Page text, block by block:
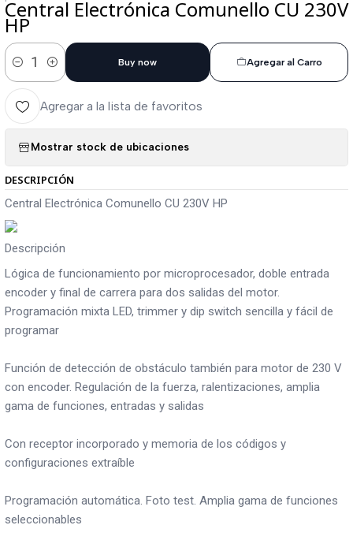
Central Electrónica Comunello CU 230V
HP
Cantidad
Agregar al Carro
Buy now
Agregar a la lista de favoritos
Mostrar stock de ubicaciones
DESCRIPCIÓN
Central Electrónica Comunello CU 230V HP
Descripción
Lógica de funcionamiento por microprocesador, doble entrada
encoder y final de carrera para dos salidas del motor.
Programación mixta LED, trimmer y dip switch sencilla y fácil de
programar
Función de detección de obstáculo también para motor de 230 V
con encoder. Regulación de la fuerza, ralentizaciones, amplia
gama de funciones, entradas y salidas
Con receptor incorporado y memoria de los códigos y
configuraciones extraíble
Programación automática. Foto test. Amplia gama de funciones
seleccionables